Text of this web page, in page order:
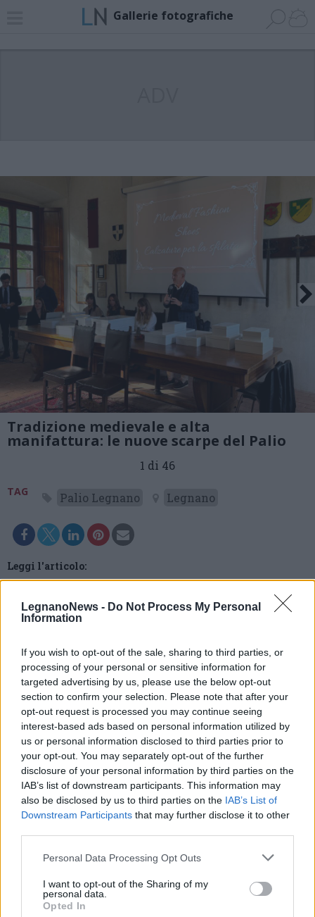
LegnanoNews - Do Not Process My Personal
Information
If you wish to opt-out of the sale, sharing to third parties, or
processing of your personal or sensitive information for
targeted advertising by us, please use the below opt-out
section to confirm your selection. Please note that after your
opt-out request is processed you may continue seeing
interest-based ads based on personal information utilized by
us or personal information disclosed to third parties prior to
your opt-out. You may separately opt-out of the further
disclosure of your personal information by third parties on the
IAB’s list of downstream participants. This information may
also be disclosed by us to third parties on the IAB’s List of
Downstream Participants that may further disclose it to other
Personal Data Processing Opt Outs
I want to opt-out of the Sharing of my
personal data.
Opted In
Gallerie fotografiche
Tradizione medievale e alta
manifattura: le nuove scarpe del Palio
1 di 46
TAG Palio Legnano Legnano
Leggi l'articolo:
Artigiani Louboutin conquistati dal Palio di Legnano: ecco
le 16 calzature uniche al mondo per la sfilata storica
Commenti
articolo.
L'email è richiesta ma non verrà mostrata ai visitatori. Il contenuto di questo
commento esprime il pensiero dell'autore e non rappresenta la linea editoriale